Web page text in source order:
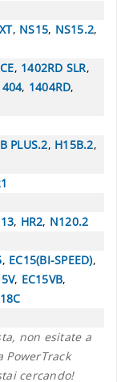
, NS15, NS15.2,
, 1402RD SLR,
, 1404RD,
PLUS.2, H15B.2,
, HR2, N120.2
, EC15(BI-SPEED),
, EC15VB,
non esitate a
PowerTrack
cercando!